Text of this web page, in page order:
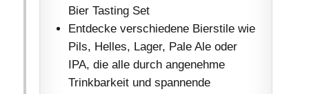
Bier Tasting Set
Entdecke verschiedene Bierstile wie
Pils, Helles, Lager, Pale Ale oder
IPA, die alle durch angenehme
Trinkbarkeit und spannende